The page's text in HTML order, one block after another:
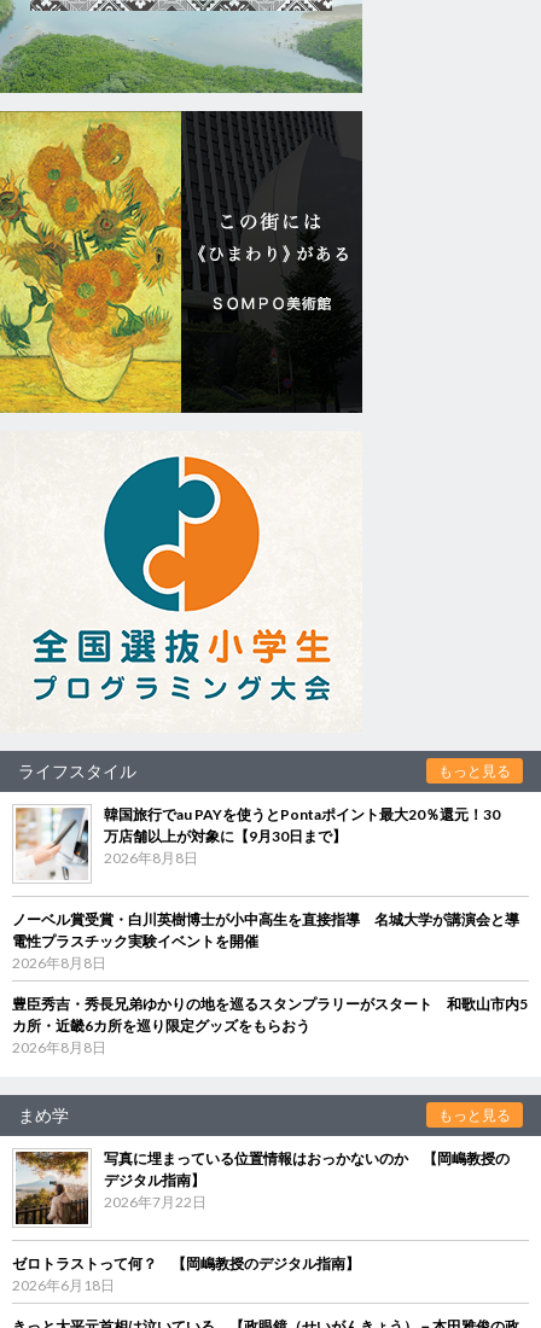
ライフスタイル もっと見る
韓国旅行でau PAYを使うとPontaポイント最大20％還元！30
万店舗以上が対象に【9月30日まで】
2026年8月8日
ノーベル賞受賞・白川英樹博士が小中高生を直接指導 名城大学が講演会と導
電性プラスチック実験イベントを開催
2026年8月8日
豊臣秀吉・秀長兄弟ゆかりの地を巡るスタンプラリーがスタート 和歌山市内5
カ所・近畿6カ所を巡り限定グッズをもらおう
2026年8月8日
まめ学 もっと見る
写真に埋まっている位置情報はおっかないのか 【岡嶋教授の
デジタル指南】
2026年7月22日
ゼロトラストって何？ 【岡嶋教授のデジタル指南】
2026年6月18日